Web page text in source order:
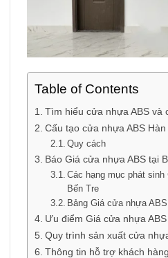
Table of Contents
Tìm hiểu cửa nhựa ABS và
Cấu tạo cửa nhựa ABS
Quy cách
Báo Giá cửa nhựa ABS tại
Các hạng mục phát
Bến Tre
Bảng Giá cửa nhựa
Ưu điểm Giá cửa nhựa
Quy trình sản xuất cửa
Thông tin hỗ trợ khách